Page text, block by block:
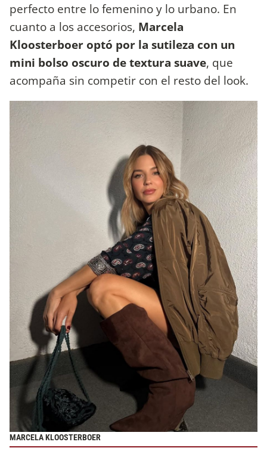
perfecto entre lo femenino y lo urbano. En
cuanto a los accesorios, Marcela
Kloosterboer optó por la sutileza con un
mini bolso oscuro de textura suave, que
acompaña sin competir con el resto del look.
MARCELA KLOOSTERBOER